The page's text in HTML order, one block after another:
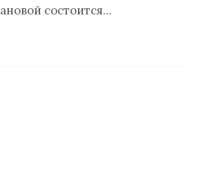
состоится…